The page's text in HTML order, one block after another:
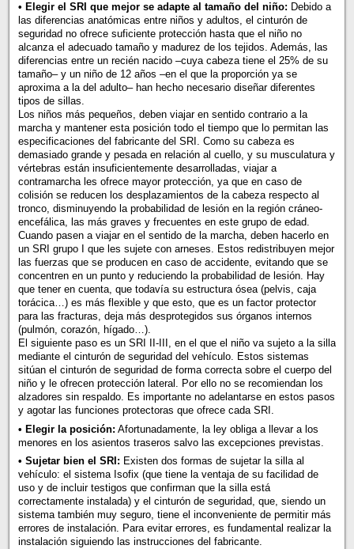
• Elegir el SRI que mejor se adapte al tamaño del niño: Debido a
las diferencias anatómicas entre niños y adultos, el cinturón de
seguridad no ofrece suficiente protección hasta que el niño no
alcanza el adecuado tamaño y madurez de los tejidos. Además, las
diferencias entre un recién nacido –cuya cabeza tiene el 25% de su
tamaño– y un niño de 12 años –en el que la proporción ya se
aproxima a la del adulto– han hecho necesario diseñar diferentes
tipos de sillas.
Los niños más pequeños, deben viajar en sentido contrario a la
marcha y mantener esta posición todo el tiempo que lo permitan las
especificaciones del fabricante del SRI. Como su cabeza es
demasiado grande y pesada en relación al cuello, y su musculatura y
vértebras están insuficientemente desarrolladas, viajar a
contramarcha les ofrece mayor protección, ya que en caso de
colisión se reducen los desplazamientos de la cabeza respecto al
tronco, disminuyendo la probabilidad de lesión en la región cráneo-
encefálica, las más graves y frecuentes en este grupo de edad.
Cuando pasen a viajar en el sentido de la marcha, deben hacerlo en
un SRI grupo I que les sujete con arneses. Estos redistribuyen mejor
las fuerzas que se producen en caso de accidente, evitando que se
concentren en un punto y reduciendo la probabilidad de lesión. Hay
que tener en cuenta, que todavía su estructura ósea (pelvis, caja
torácica…) es más flexible y que esto, que es un factor protector
para las fracturas, deja más desprotegidos sus órganos internos
(pulmón, corazón, hígado…).
El siguiente paso es un SRI II-III, en el que el niño va sujeto a la silla
mediante el cinturón de seguridad del vehículo. Estos sistemas
sitúan el cinturón de seguridad de forma correcta sobre el cuerpo del
niño y le ofrecen protección lateral. Por ello no se recomiendan los
alzadores sin respaldo. Es importante no adelantarse en estos pasos
y agotar las funciones protectoras que ofrece cada SRI.
• Elegir la posición: Afortunadamente, la ley obliga a llevar a los
menores en los asientos traseros salvo las excepciones previstas.
• Sujetar bien el SRI: Existen dos formas de sujetar la silla al
vehículo: el sistema Isofix (que tiene la ventaja de su facilidad de
uso y de incluir testigos que confirman que la silla está
correctamente instalada) y el cinturón de seguridad, que, siendo un
sistema también muy seguro, tiene el inconveniente de permitir más
errores de instalación. Para evitar errores, es fundamental realizar la
instalación siguiendo las instrucciones del fabricante.